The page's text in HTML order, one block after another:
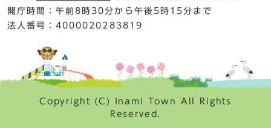
開庁時間：午前8時30分から午後5時15分まで
法人番号：4000020283819
Copyright (C) Inami Town All Rights
Reserved.